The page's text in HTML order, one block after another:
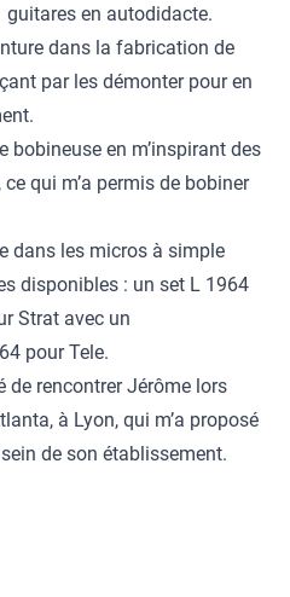
guitares en autodidacte.
dans la fabrication de
par les démonter pour en
bobineuse en m’inspirant des
qui m’a permis de bobiner
dans les micros à simple
disponibles : un set L 1964
Strat avec un
pour Tele.
de rencontrer Jérôme lors
à Lyon, qui m’a proposé
de son établissement.